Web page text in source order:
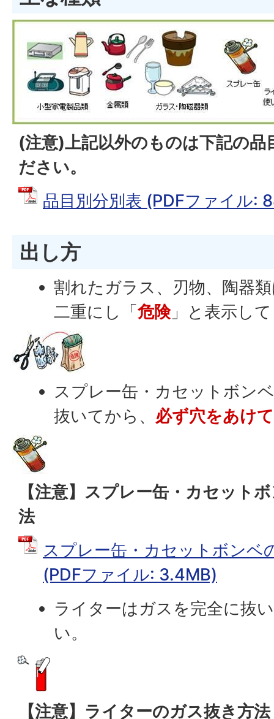
(注意)上記以外のものは下記の品
ださい。
品目別分別表 (PDFファイル:
出し方
割れたガラス、刃物、陶器
二重にし「危険」と表示し
スプレー缶・カセットボン
抜いてから、 必ず穴をあけて
【注意】スプレー缶・カセット
法
スプレー缶・カセットボンベ
(PDFファイル: 3.4MB)
ライターはガスを完全に抜
い。
【注意】ライターのガス抜き方法